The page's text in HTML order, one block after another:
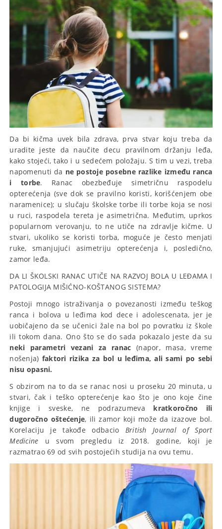
Da bi kičma uvek bila zdrava, prva stvar koju treba da
uradite jeste da naučite decu pravilnom držanju leđa,
kako stojeći, tako i u sedećem položaju. S tim u vezi, treba
napomenuti da ne postoje posebne razlike između ranca
i torbe. Ranac obezbeđuje simetričnu raspodelu
opterećenja (sve dok se pravilno koristi, korišćenjem obe
naramenice); u slučaju školske torbe ili torbe koja se nosi
u ruci, raspodela tereta je asimetrična. Međutim, uprkos
popularnom verovanju, to ne utiče na zdravlje kičme. U
stvari, ukoliko se koristi torba, moguće je često menjati
ruke, smanjujući asimetriju opterećenja i, posledično,
zamor leđa.
DA LI ŠKOLSKI RANAC UTIČE NA RAZVOJ BOLA U LEĐAMA I
PATOLOGIJA MIŠIĆNO-KOŠTANOG SISTEMA?
Postoji mnogo istraživanja o povezanosti između teškog
ranca i bolova u leđima kod dece i adolescenata, jer je
uobičajeno da se učenici žale na bol po povratku iz škole
ili tokom dana. Ono što se do sada pokazalo jeste da su
neki parametri vezani za ranac (napor, masa, vreme
nošenja) faktori rizika za bol u leđima, ali sami po sebi
nisu opasni.
S obzirom na to da se ranac nosi u proseku 20 minuta, u
stvari, čak i teško opterećenje kao što je ono koje čine
knjige i sveske, ne podrazumeva kratkoročno ili
dugoročno oštećenje, ili zamor koji može da izazove bol.
Korelaciju je takođe odbacio British Journal of Sport
Medicine u svom pregledu iz 2018. godine, koji je
razmatrao 69 od svih postojećih studija na ovu temu.